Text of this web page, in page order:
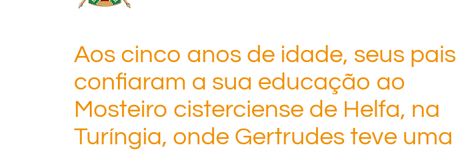
Aos cinco anos de idade, seus pais
confiaram a sua educação ao
Mosteiro cisterciense de Helfa, na
Turíngia, onde Gertrudes teve uma